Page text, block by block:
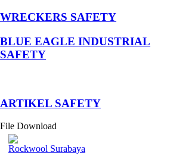
WRECKERS SAFETY
BLUE EAGLE INDUSTRIAL
SAFETY
­ARTIKEL SAFETY
File Download
Rockwool Surabaya